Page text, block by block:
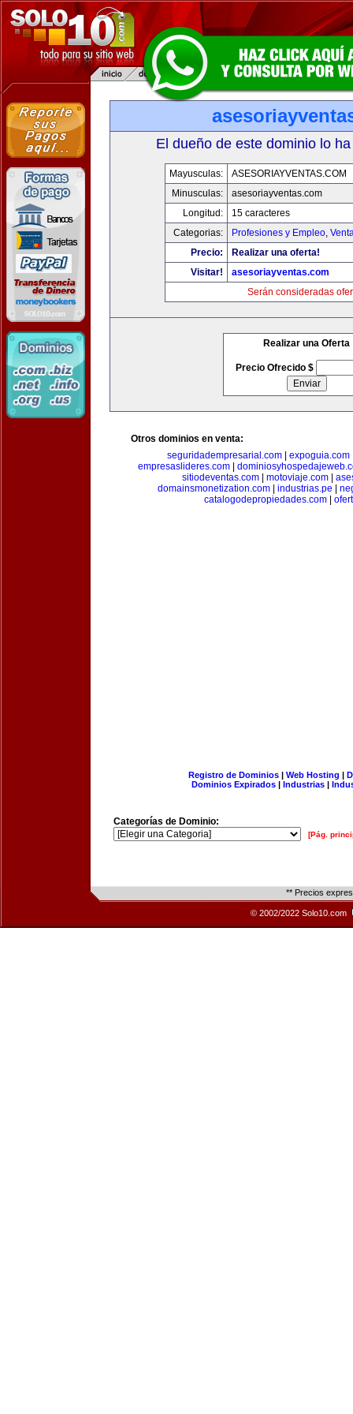
El dueño de este dominio lo
Mayusculas:
ASESORIAYVENTAS.COM
Minusculas:
asesoriayventas.com
Longitud:
15 caracteres
Categorias:
Profesiones y Empleo,
Precio:
Realizar una oferta!
Visitar!
asesoriayventas.com
Serán consideradas
Realizar una Oferta
Precio Ofrecido $
Otros dominios en venta:
seguridadempresarial.com
expoguia.com
empresaslideres.com|
sitiodeventas.com
motoviaje.com
domainsmonetization.com| industrias.pe
catalogodepropiedades.com
Registro de Dominios| Web Hosting |
Dominios Expirados | Industrias |
Categorías de Dominio:
[Pág.
** Precios
© 2002/2022 Solo10.com